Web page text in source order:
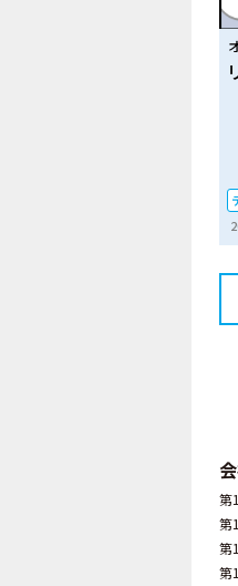
第
第
第
第